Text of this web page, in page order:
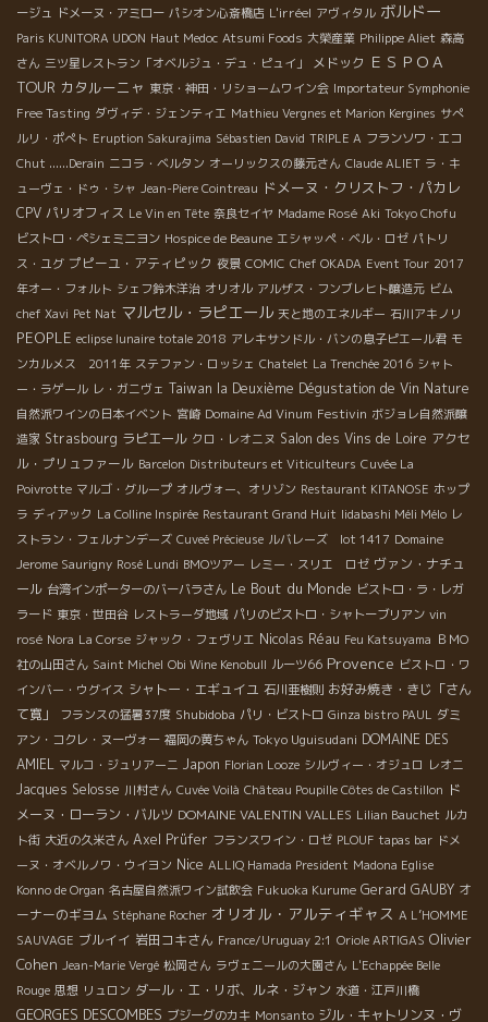
ージュ ドメーヌ・アミロー パシオン心斎橋店 L'irréel アヴィタル ボルドー
Paris KUNITORA UDON Haut Medoc Atsumi Foods 大榮産業 Philippe Aliet 森高
さん 三ツ星レストラン「オベルジュ・デュ・ピュイ」 メドック ＥＳＰＯＡ
TOUR カタルーニャ 東京・神田・リショームワイン会 Importateur Symphonie
Free Tasting ダヴィデ・ジェンティエ Mathieu Vergnes et Marion Kergines サぺ
ルリ・ポぺト Eruption Sakurajima Sébastien David TRIPLE A フランソワ・エコ
Chut ......Derain ニコラ・ベルタン オーリックスの藤元さん Claude ALIET ラ・キ
ューヴェ・ドゥ・シャ Jean-Piere Cointreau ドメーヌ・クリストフ・パカレ
CPV パリオフィス Le Vin en Tête 奈良セイヤ Madame Rosé Aki Tokyo Chofu
ビストロ・ペシェミニヨン Hospice de Beaune エシャッペ・ベル・ロゼ パトリ
ス・ユグ プピーユ・アティピック 夜景 COMIC Chef OKADA Event Tour 2017
年オー・フォルト シェフ鈴木洋治 オリオル アルザス・フンブレヒト醸造元 ビム
chef Xavi Pet Nat マルセル・ラピエール 天と地のエネルギー 石川アキノリ
PEOPLE eclipse lunaire totale 2018 アレキサンドル・バンの息子ピエール君 モ
ンカルメス 2011年 ステファン・ロッシェ Chatelet La Trenchée 2016 シャト
ー・ラゲール レ・ガニヴェ Taiwan la Deuxième Dégustation de Vin Nature
自然派ワインの日本イベント 宮崎 Domaine Ad Vinum Festivin ボジョレ自然派醸
造家 Strasbourg ラピエール クロ・レオニヌ Salon des Vins de Loire アクセ
ル・プリュファール Barcelon Distributeurs et Viticulteurs Cuvée La
Poivrotte マルゴ・グループ オルヴォー、オリゾン Restaurant KITANOSE ホップ
ラ ディアック La Colline Inspirée Restaurant Grand Huit Iidabashi Méli Mélo レ
ストラン・フェルナンデーズ Cuveé Précieuse ルバレーズ lot 1417 Domaine
Jerome Saurigny Rosé Lundi BMOツアー レミー・スリエ ロゼ ヴァン・ナチュ
ール 台湾インポーターのバーバラさん Le Bout du Monde ビストロ・ラ・レガ
ラード 東京・世田谷 レストラーダ地域 パリのビストロ・シャトーブリアン vin
rosé Nora La Corse ジャック・フェヴリエ Nicolas Réau Feu Katsuyama ＢＭО
社の山田さん Saint Michel Obi Wine Kenobull ルーツ66 Provence ビストロ・ワ
インバー・ウグイス シャトー・エギュイユ 石川亜樹則 お好み焼き・きじ「さん
て寛」
フランスの猛暑37度 Shubidoba パリ・ビストロ Ginza bistro PAUL ダミ
アン・コクレ・ヌーヴォー 福岡の黄ちゃん Tokyo Uguisudani DOMAINE DES
AMIEL マルコ・ジュリアーニ Japon Florian Looze シルヴィー・オジュロ レオニ
Jacques Selosse 川村さん Cuvée Voilà Château Poupille Côtes de Castillon ド
メーヌ・ローラン・バルツ DOMAINE VALENTIN VALLES Lilian Bauchet ルカ
ト街 大近の久米さん Axel Prüfer フランスワイン・ロゼ PLOUF tapas bar ドメ
ーヌ・オベルノワ・ウイヨン Nice ALLIQ Hamada President Madona Eglise
Konno de Organ 名古屋自然派ワイン試飲会 Fukuoka Kurume Gerard GAUBY オ
ーナーのギヨム Stéphane Rocher オリオル・アルティギャス A L’HOMME
SAUVAGE ブルイイ 岩田コキさん France/Uruguay 2:1 Oriole ARTIGAS Olivier
Cohen Jean-Marie Vergé 松岡さん ラヴェニールの大園さん L'Echappée Belle
Rouge 思想 リュロン ダール・エ・リボ、ルネ・ジャン 水道・江戸川橋
GEORGES DESCOMBES ブジーグのカキ Monsanto ジル・キャトリンヌ・ヴ